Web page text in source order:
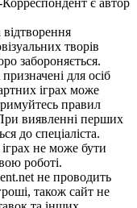
творів
забороняється.
для осіб
іграх може
правил
виявленні перших
до спеціаліста.
не може бути
роботі.
не проводить
також сайт не